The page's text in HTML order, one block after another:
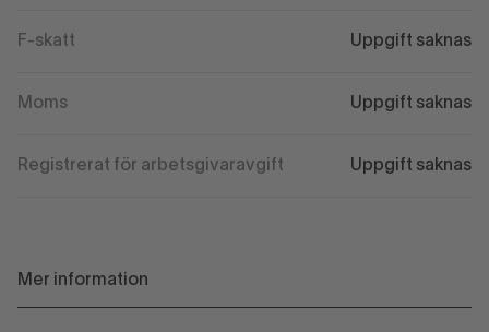
F-skatt Uppgift saknas
Moms Uppgift saknas
Registrerat för arbetsgivaravgift Uppgift saknas
Mer information